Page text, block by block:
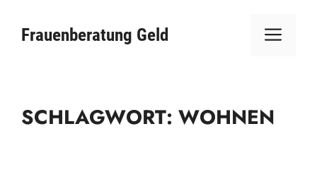
InhaltFrauenberatung Geld
SCHLAGWORT: WOHNEN